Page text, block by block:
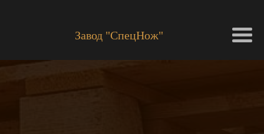
Завод "СпецНож"